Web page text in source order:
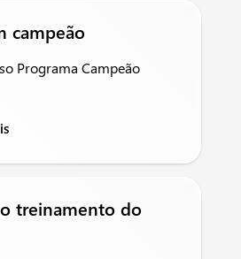
campeão
Programa Campeão
treinamento do